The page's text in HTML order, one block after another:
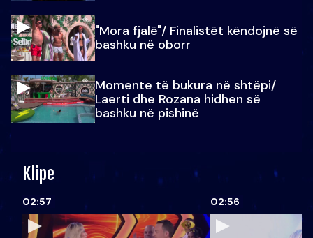
"Mora fjalë"/ Finalistët këndojnë së
bashku në oborr
Momente të bukura në shtëpi/
Laerti dhe Rozana hidhen së
bashku në pishinë
Klipe
02:57 02:56